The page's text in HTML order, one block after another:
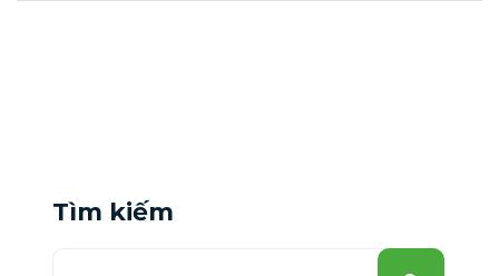
Tìm kiếm